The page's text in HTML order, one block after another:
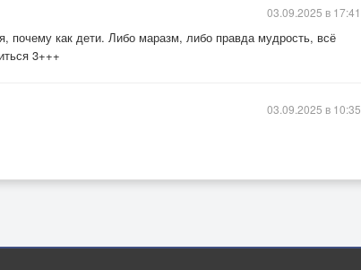
почему как дети. Либо маразм, либо правда мудрость, всё
3+++
03.09.2025 в 17:41
03.09.2025 в 10:35